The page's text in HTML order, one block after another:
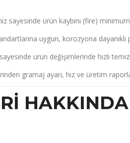
sayesinde ürün kaybını (fire)
uygun, korozyona
ürün değişimlerinde hızlı
gramaj ayarı, hız ve üretim